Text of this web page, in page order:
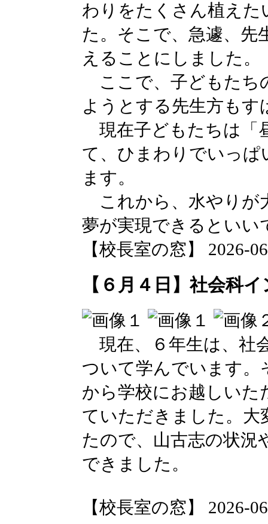
わりをたくさん植え
た。そこで、急遽、先
えることにしました。
ここで、子どもたち
ようとする先生方も
現在子どもたちは「
て、ひまわりでいっぱ
ます。
これから、水やりが
夢が実現できるといい
【校長室の窓】 2026-
【６月４日】社会科
現在、６年生は、社
ついて学んでいます。
から学校にお越しいた
ていただきました。大
たので、山古志の状況
できました。
【校長室の窓】 2026-